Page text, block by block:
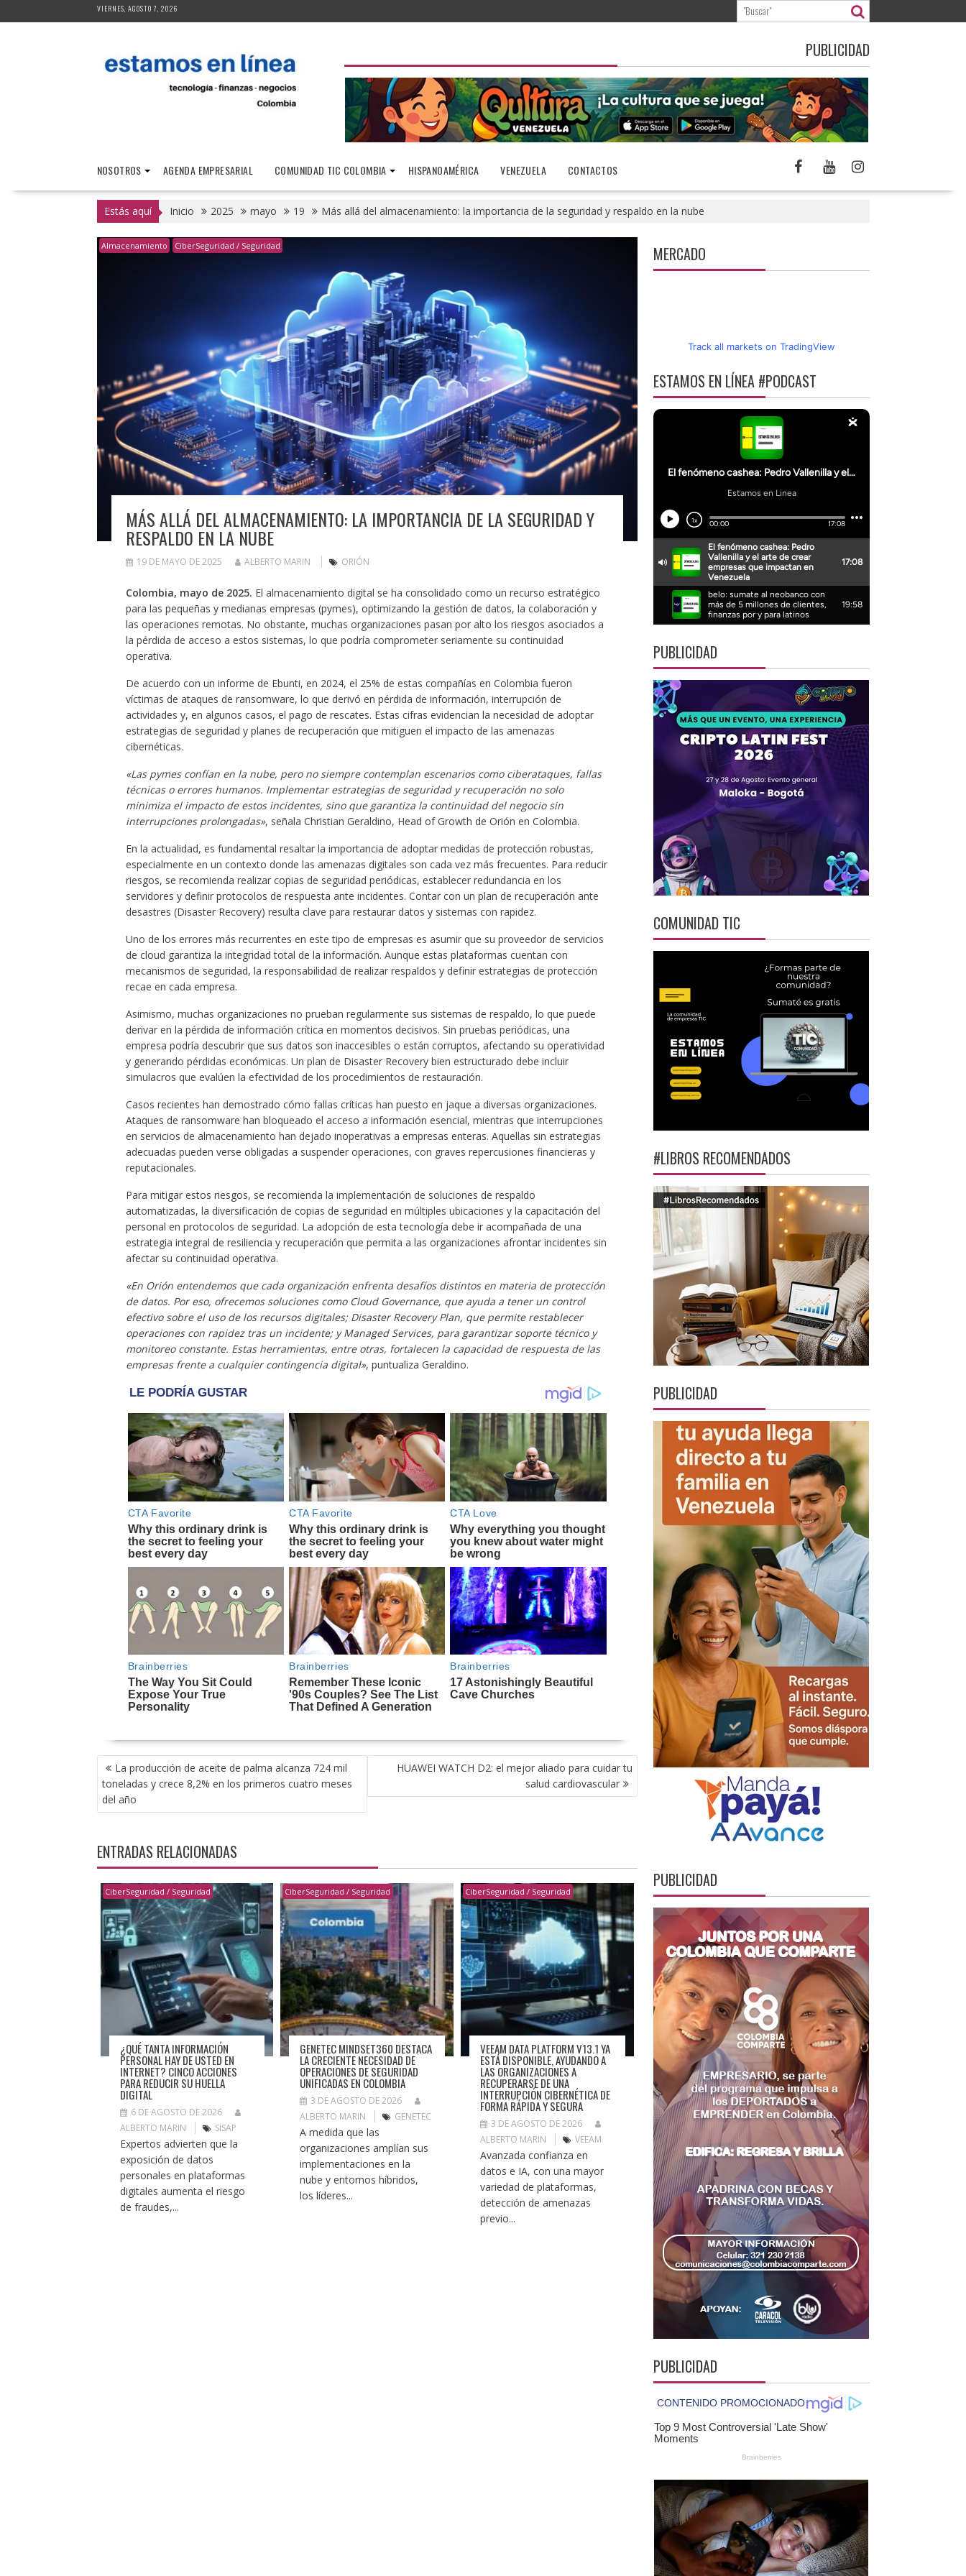
al
VIERNES, AGOSTO 7, 2026
PUBLICIDAD
NOSOTROS AGENDA EMPRESARIAL COMUNIDAD TIC COLOMBIA HISPANOAMÉRICA VENEZUELA CONTACTOS
Estás aquí Inicio 2025 mayo 19 Más allá del almacenamiento: la importancia de la seguridad y respaldo en la nube
Almacenamiento CiberSeguridad / Seguridad
MÁS ALLÁ DEL ALMACENAMIENTO: LA IMPORTANCIA DE LA SEGURIDAD Y
RESPALDO EN LA NUBE
19 DE MAYO DE 2025 ALBERTO MARIN ORIÓN
Colombia, mayo de 2025. El almacenamiento digital se ha consolidado como un recurso estratégico
para las pequeñas y medianas empresas (pymes), optimizando la gestión de datos, la colaboración y
las operaciones remotas. No obstante, muchas organizaciones pasan por alto los riesgos asociados a
la pérdida de acceso a estos sistemas, lo que podría comprometer seriamente su continuidad
operativa.
De acuerdo con un informe de Ebunti, en 2024, el 25% de estas compañías en Colombia fueron
víctimas de ataques de ransomware, lo que derivó en pérdida de información, interrupción de
actividades y, en algunos casos, el pago de rescates. Estas cifras evidencian la necesidad de adoptar
estrategias de seguridad y planes de recuperación que mitiguen el impacto de las amenazas
cibernéticas.
«Las pymes confían en la nube, pero no siempre contemplan escenarios como ciberataques, fallas
técnicas o errores humanos. Implementar estrategias de seguridad y recuperación no solo
minimiza el impacto de estos incidentes, sino que garantiza la continuidad del negocio sin
interrupciones prolongadas», señala Christian Geraldino, Head of Growth de Orión en Colombia.
En la actualidad, es fundamental resaltar la importancia de adoptar medidas de protección robustas,
especialmente en un contexto donde las amenazas digitales son cada vez más frecuentes. Para reducir
riesgos, se recomienda realizar copias de seguridad periódicas, establecer redundancia en los
servidores y definir protocolos de respuesta ante incidentes. Contar con un plan de recuperación ante
desastres (Disaster Recovery) resulta clave para restaurar datos y sistemas con rapidez.
Uno de los errores más recurrentes en este tipo de empresas es asumir que su proveedor de servicios
de cloud garantiza la integridad total de la información. Aunque estas plataformas cuentan con
mecanismos de seguridad, la responsabilidad de realizar respaldos y definir estrategias de protección
recae en cada empresa.
Asimismo, muchas organizaciones no prueban regularmente sus sistemas de respaldo, lo que puede
derivar en la pérdida de información crítica en momentos decisivos. Sin pruebas periódicas, una
empresa podría descubrir que sus datos son inaccesibles o están corruptos, afectando su operatividad
y generando pérdidas económicas. Un plan de Disaster Recovery bien estructurado debe incluir
simulacros que evalúen la efectividad de los procedimientos de restauración.
Casos recientes han demostrado cómo fallas críticas han puesto en jaque a diversas organizaciones.
Ataques de ransomware han bloqueado el acceso a información esencial, mientras que interrupciones
en servicios de almacenamiento han dejado inoperativas a empresas enteras. Aquellas sin estrategias
adecuadas pueden verse obligadas a suspender operaciones, con graves repercusiones financieras y
reputacionales.
Para mitigar estos riesgos, se recomienda la implementación de soluciones de respaldo
automatizadas, la diversificación de copias de seguridad en múltiples ubicaciones y la capacitación del
personal en protocolos de seguridad. La adopción de esta tecnología debe ir acompañada de una
estrategia integral de resiliencia y recuperación que permita a las organizaciones afrontar incidentes sin
afectar su continuidad operativa.
«En Orión entendemos que cada organización enfrenta desafíos distintos en materia de protección
de datos. Por eso, ofrecemos soluciones como Cloud Governance, que ayuda a tener un control
efectivo sobre el uso de los recursos digitales; Disaster Recovery Plan, que permite restablecer
operaciones con rapidez tras un incidente; y Managed Services, para garantizar soporte técnico y
monitoreo constante. Estas herramientas, entre otras, fortalecen la capacidad de respuesta de las
empresas frente a cualquier contingencia digital», puntualiza Geraldino.
NAVEGACIÓN
DE
ENTRADAS
La producción de aceite de palma alcanza 724 mil
toneladas y crece 8,2% en los primeros cuatro meses
del año
HUAWEI WATCH D2: el mejor aliado para cuidar tu
salud cardiovascular
ENTRADAS RELACIONADAS
CiberSeguridad / Seguridad
¿QUÉ TANTA INFORMACIÓN
PERSONAL HAY DE USTED EN
INTERNET? CINCO ACCIONES
PARA REDUCIR SU HUELLA
DIGITAL
6 DE AGOSTO DE 2026
ALBERTO MARIN
SISAP
Expertos advierten que la
exposición de datos
personales en plataformas
digitales aumenta el riesgo
de fraudes,...
CiberSeguridad / Seguridad
GENETEC MINDSET360 DESTACA
LA CRECIENTE NECESIDAD DE
OPERACIONES DE SEGURIDAD
UNIFICADAS EN COLOMBIA
3 DE AGOSTO DE 2026
ALBERTO MARIN
GENETEC
A medida que las
organizaciones amplían sus
implementaciones en la
nube y entornos híbridos,
los líderes...
CiberSeguridad / Seguridad
VEEAM DATA PLATFORM V13.1 YA
ESTÁ DISPONIBLE, AYUDANDO A
LAS ORGANIZACIONES A
RECUPERARSE DE UNA
INTERRUPCIÓN CIBERNÉTICA DE
FORMA RÁPIDA Y SEGURA
3 DE AGOSTO DE 2026
ALBERTO MARIN
VEEAM
Avanzada confianza en
datos e IA, con una mayor
variedad de plataformas,
detección de amenazas
previo...
MERCADO
Track all markets on TradingView
ESTAMOS EN LÍNEA #PODCAST
PUBLICIDAD
COMUNIDAD TIC
#LIBROS RECOMENDADOS
PUBLICIDAD
PUBLICIDAD
PUBLICIDAD